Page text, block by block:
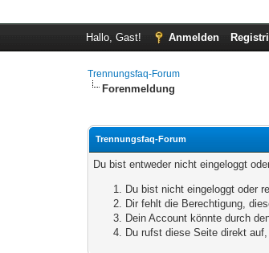
Hallo, Gast! Anmelden
Trennungsfaq-Forum
Forenmeldung
Trennungsfaq-Forum
Du bist entweder nicht eingeloggt
Du bist nicht eingeloggt oder
Dir fehlt die Berechtigung,
Dein Account könnte durch
Du rufst diese Seite direkt